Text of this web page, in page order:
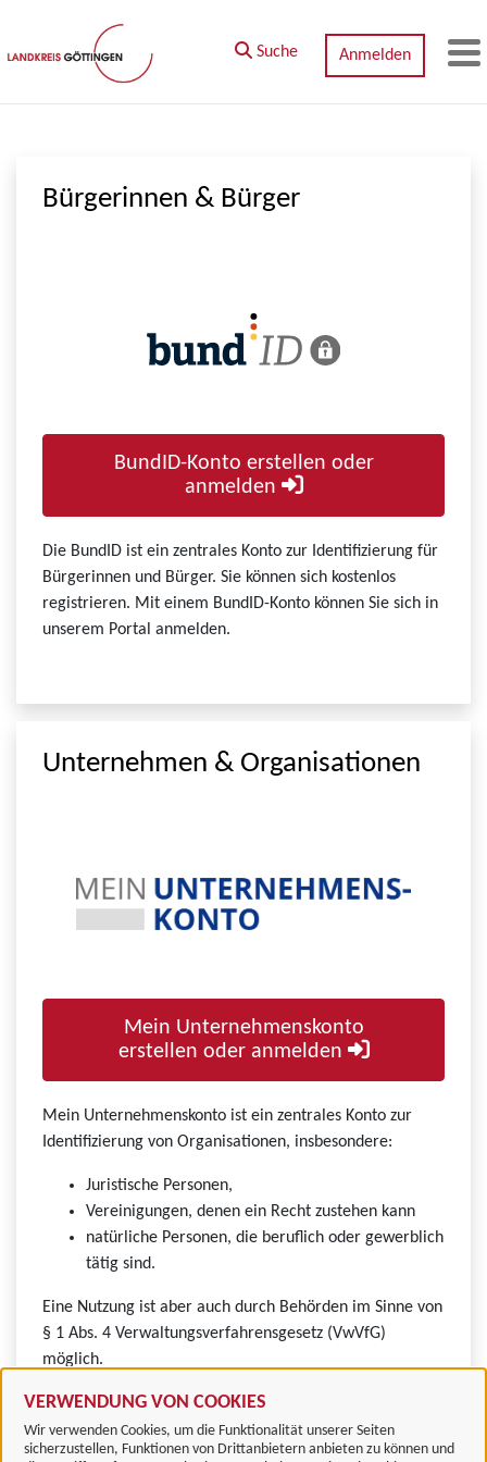
Zum Hauptinhalt springen
VERWENDUNG VON COOKIES
Wir verwenden Cookies, um die Funktionalität unserer Seiten
sicherzustellen, Funktionen von Drittanbietern anbieten zu können und
Suche Anmelden
Bürgerinnen & Bürger
BundID-Konto erstellen oder
anmelden
Die BundID ist ein zentrales Konto zur Identifizierung für
Bürgerinnen und Bürger. Sie können sich kostenlos
registrieren. Mit einem BundID-Konto können Sie sich in
unserem Portal anmelden.
Unternehmen & Organisationen
Mein Unternehmenskonto
erstellen oder anmelden
Mein Unternehmenskonto ist ein zentrales Konto zur
Identifizierung von Organisationen, insbesondere:
Juristische Personen,
Vereinigungen, denen ein Recht zustehen kann
natürliche Personen, die beruflich oder gewerblich
tätig sind.
Eine Nutzung ist aber auch durch Behörden im Sinne von
§ 1 Abs. 4 Verwaltungsverfahrensgesetz (VwVfG)
möglich.